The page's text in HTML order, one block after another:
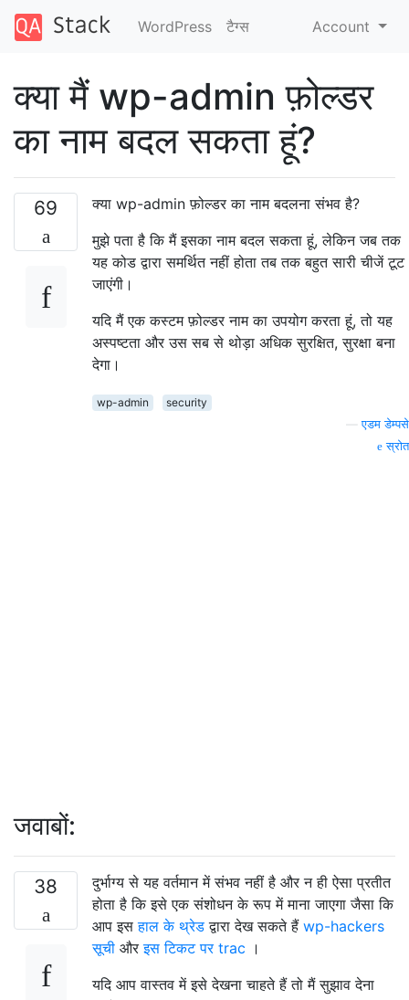
WordPress टैग्‍स Account
क्या मैं wp-admin फ़ोल्डर
का नाम बदल सकता हूं?
69
क्या wp-admin फ़ोल्डर का नाम बदलना संभव है?
मुझे पता है कि मैं इसका नाम बदल सकता हूं, लेकिन जब तक
यह कोड द्वारा समर्थित नहीं होता तब तक बहुत सारी चीजें टूट
जाएंगी।
यदि मैं एक कस्टम फ़ोल्डर नाम का उपयोग करता हूं, तो यह
अस्पष्टता और उस सब से थोड़ा अधिक सुरक्षित, सुरक्षा बना
देगा।
wp-admin
security
—एडम डेम्पसे
स्रोत
जवाबों:
38
दुर्भाग्य से यह वर्तमान में संभव नहीं है और न ही ऐसा प्रतीत
होता है कि इसे एक संशोधन के रूप में माना जाएगा जैसा कि
आप इसहाल के थ्रेड द्वारा देख सकते हैं wp-hackers
सूची औरइस टिकट पर trac ।
यदि आप वास्तव में इसे देखना चाहते हैं तो मैं सुझाव देना